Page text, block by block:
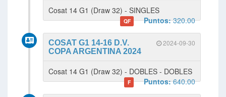
Cosat 14 G1 (Draw 32) - SINGLES
QF Puntos:320.00
2024-09-30
COSAT G1 14-16 D.V.
COPA ARGENTINA 2024
Cosat 14 G1 (Draw 32) - DOBLES - DOBLES
F Puntos:640.00